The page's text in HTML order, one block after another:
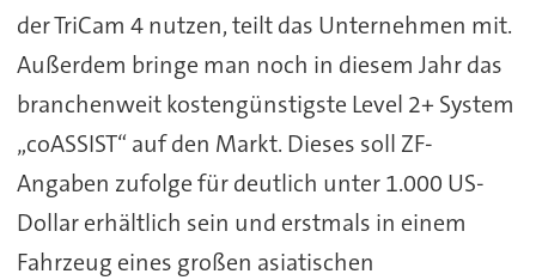
der TriCam 4 nutzen, teilt das Unternehmen mit.
Außerdem bringe man noch in diesem Jahr das
branchenweit kostengünstigste Level 2+ System
„coASSIST“ auf den Markt. Dieses soll ZF-
Angaben zufolge für deutlich unter 1.000 US-
Dollar erhältlich sein und erstmals in einem
Fahrzeug eines großen asiatischen